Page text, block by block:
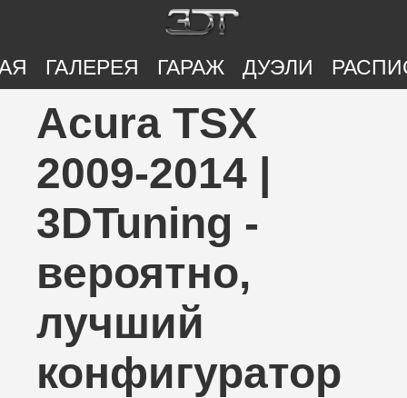
ГАЛЕРЕЯ ГАРАЖ ДУЭЛИ
Acura TSX
2009-2014 |
3DTuning -
вероятно,
лучший
конфигуратор